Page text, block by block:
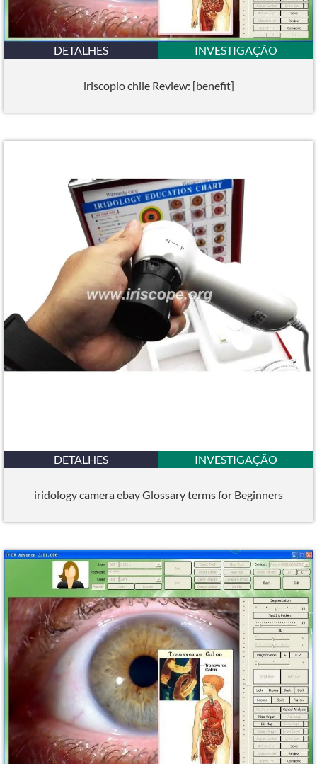
DETALHES INVESTIGAÇÃO
iriscopio chile Review: [benefit]
DETALHES INVESTIGAÇÃO
iridology camera ebay Glossary terms for Beginners